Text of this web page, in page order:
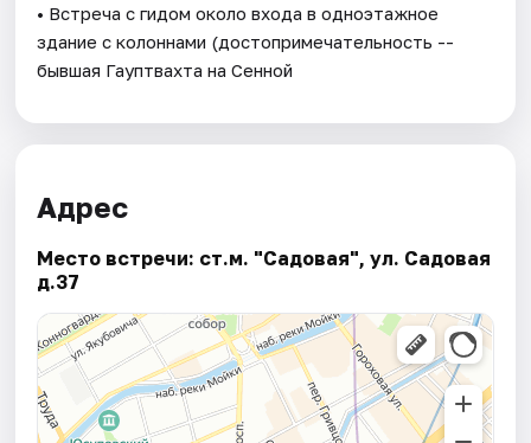
• Встреча с гидом около входа в одноэтажное
здание с колоннами (достопримечательность --
бывшая Гауптвахта на Сенной
Адрес
Место встречи: ст.м. "Садовая", ул. Садовая
д.37